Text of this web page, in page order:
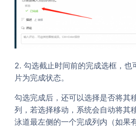
2. 勾选截止时间前的完成选框，也
片为完成状态。
勾选完成后，还可以选择是否将其
列，若选择移动，系统会自动将其
泳道最左侧的一个完成列内（如果